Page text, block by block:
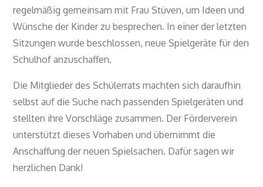
regelmäßig gemeinsam mit Frau Stüven, um Ideen und
Wünsche der Kinder zu besprechen. In einer der letzten
Sitzungen wurde beschlossen, neue Spielgeräte für den
Schulhof anzuschaffen.
Die Mitglieder des Schülerrats machten sich daraufhin
selbst auf die Suche nach passenden Spielgeräten und
stellten ihre Vorschläge zusammen. Der Förderverein
unterstützt dieses Vorhaben und übernimmt die
Anschaffung der neuen Spielsachen. Dafür sagen wir
herzlichen Dank!